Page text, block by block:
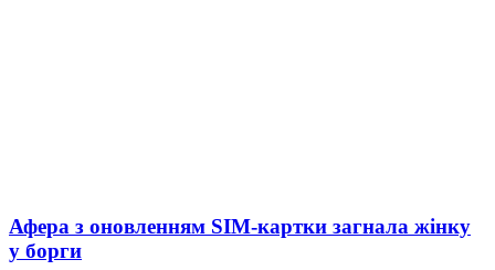
Афера з оновленням SIM-картки загнала жінку
у борги